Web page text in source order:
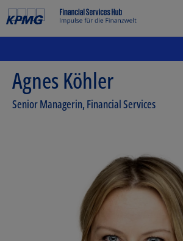
Agnes Köhler
Senior Managerin, Financial Services